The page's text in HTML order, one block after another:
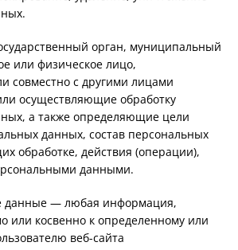
орган, муниципальный
или физическое лицо,
совместно с другими лицами
осуществляющие обработку
а также определяющие цели
данных, состав персональных
обработке, действия (операции),
данными.
данные — любая информация,
или косвенно к определенному или
веб-сайта